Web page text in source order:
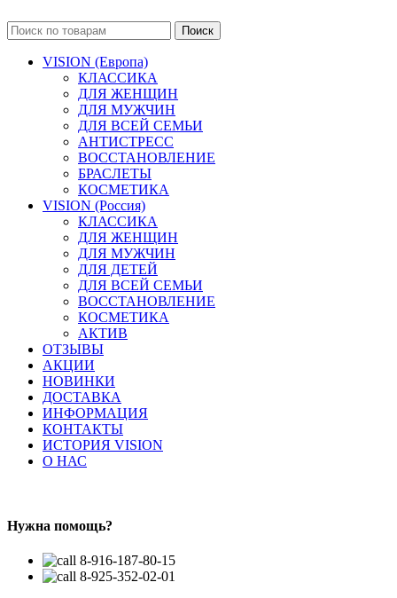
Поиск
VISION (Европа)
КЛАССИКА
ДЛЯ ЖЕНЩИН
ДЛЯ МУЖЧИН
ДЛЯ ВСЕЙ СЕМЬИ
АНТИСТРЕСС
ВОССТАНОВЛЕНИЕ
БРАСЛЕТЫ
КОСМЕТИКА
VISION (Россия)
КЛАССИКА
ДЛЯ ЖЕНЩИН
ДЛЯ МУЖЧИН
ДЛЯ ДЕТЕЙ
ДЛЯ ВСЕЙ СЕМЬИ
ВОССТАНОВЛЕНИЕ
КОСМЕТИКА
АКТИВ
ОТЗЫВЫ
АКЦИИ
НОВИНКИ
ДОСТАВКА
ИНФОРМАЦИЯ
КОНТАКТЫ
ИСТОРИЯ VISION
О НАС
Нужна помощь?
8-916-187-80-15
8-925-352-02-01